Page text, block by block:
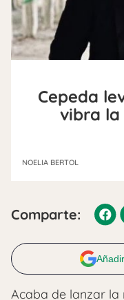
Cepeda
vibra la
NOELIA BERTOL
Comparte:
Acaba de lanzar la